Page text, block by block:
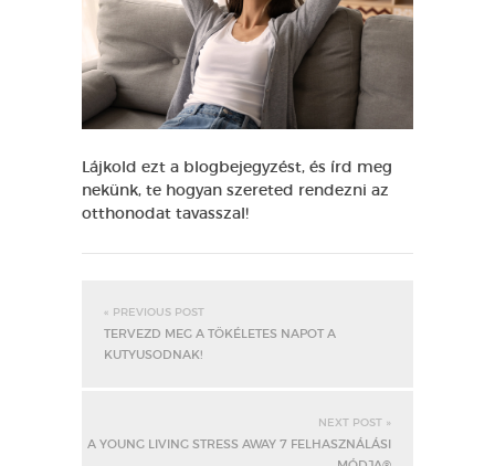
Lájkold ezt a blogbejegyzést, és írd meg
nekünk, te hogyan szereted rendezni az
otthonodat tavasszal!
« PREVIOUS POST
TERVEZD MEG A TÖKÉLETES NAPOT A
KUTYUSODNAK!
NEXT POST »
A YOUNG LIVING STRESS AWAY 7 FELHASZNÁLÁSI